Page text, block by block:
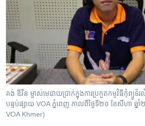
ចូល​
ទៅ​
ទំព័រ​
រចនា
សម្ព័ន្ធ​
រំលង​
និង​
ចូល​
ទៅ​
កាន់​
វិទ្យុ / ផតខាសថ៍
កម្មវិធីទាំងអស់
Khmer English
បណ្តាញ​សង្គម
គង់ ឌីវីន ម្ចាស់​មេដាយ​ប្រាក់​ក្នុងការ​ប្រកួត​កម្មវិធី​កុំព្យូទ័
បន្ទប់ផ្សាយ​ VOA ភ្នំពេញ កាល​ពី​ថ្ងៃទី២០ ខែសីហា ឆ្
VOA Khmer)